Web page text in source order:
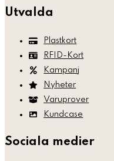
Utvalda
Plastkort
RFID-Kort
Kampanj
Nyheter
Varuprover
Kundcase
Sociala medier